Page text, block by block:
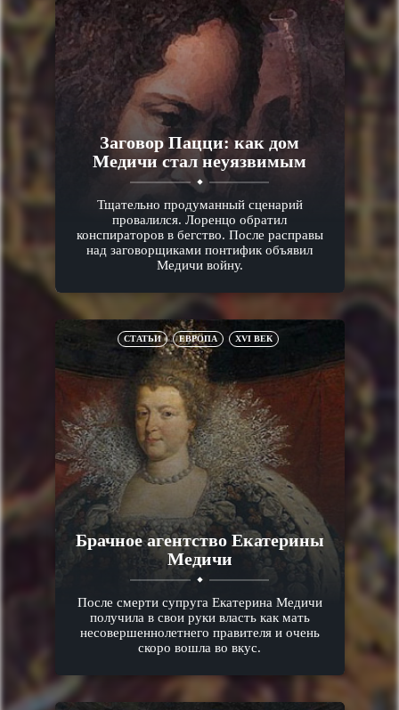
Заговор Пацци: как дом
Медичи стал неуязвимым
Тщательно продуманный сценарий
провалился. Лоренцо обратил
конспираторов в бегство. После расправы
над заговорщиками понтифик объявил
Медичи войну.
СТАТЬИ ЕВРОПА XVI ВЕК
Брачное агентство Екатерины
Медичи
После смерти супруга Екатерина Медичи
получила в свои руки власть как мать
несовершеннолетнего правителя и очень
скоро вошла во вкус.